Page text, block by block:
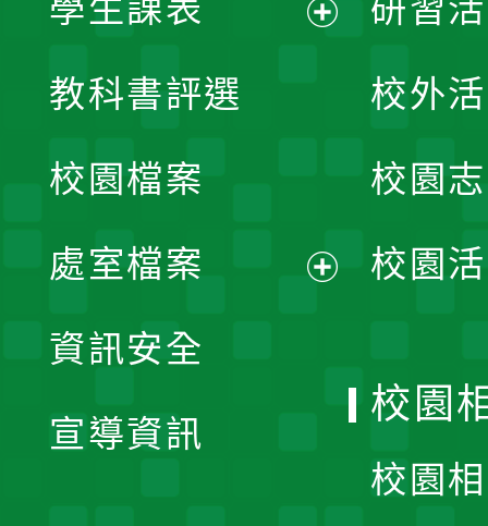
學生課表
單
教科書評選
校園檔案
處室檔案
資訊安全
宣導資訊
研習
校外
校園
校園
校園
校園